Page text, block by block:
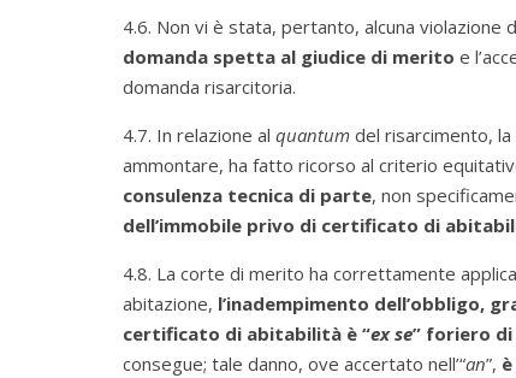
4.6. Non vi è stata, pertanto, alcuna violazione
domanda spetta al giudice di merito e
domanda risarcitoria.
4.7. In relazione al quantum del risarcimento,
ammontare, ha fatto ricorso al criterio
consulenza tecnica di parte, non
dell’immobile privo di certificato di
4.8. La corte di merito ha correttamente
abitazione, l’inadempimento dell’obbligo,
certificato di abitabilità è “ex se” foriero
consegue; tale danno, ove accertato nell’“an”,